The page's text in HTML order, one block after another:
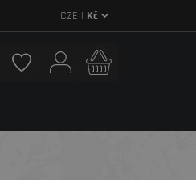
CZE | Kč